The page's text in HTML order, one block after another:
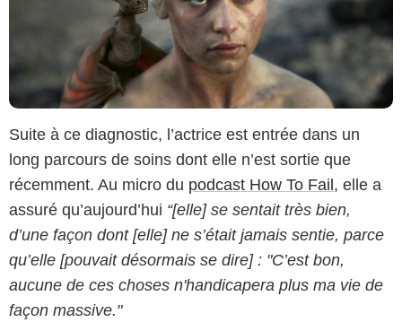
Suite à ce diagnostic, l’actrice est entrée dans un
long parcours de soins dont elle n’est sortie que
récemment. Au micro du podcast How To Fail, elle a
assuré qu’aujourd’hui “[elle] se sentait très bien,
d’une façon dont [elle] ne s’était jamais sentie, parce
qu’elle [pouvait désormais se dire] : "C’est bon,
aucune de ces choses n'handicapera plus ma vie de
façon massive."